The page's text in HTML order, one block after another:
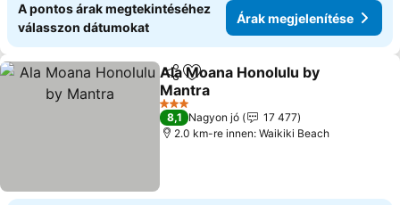
A pontos árak megtekintéséhez
válasszon dátumokat
Árak megjelenítése
Megosztás
Hozzáadás a kedvencekhez
Ala Moana Honolulu by
Mantra
Árak megjelenítése
3 Kategória
8,1 Nagyon jó
17 477
2.0 km-re innen: Waikiki Beach